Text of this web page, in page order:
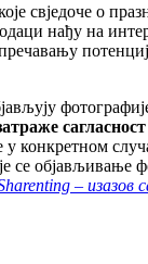
свједоче о
нађу на
конкретном
се
– изазов